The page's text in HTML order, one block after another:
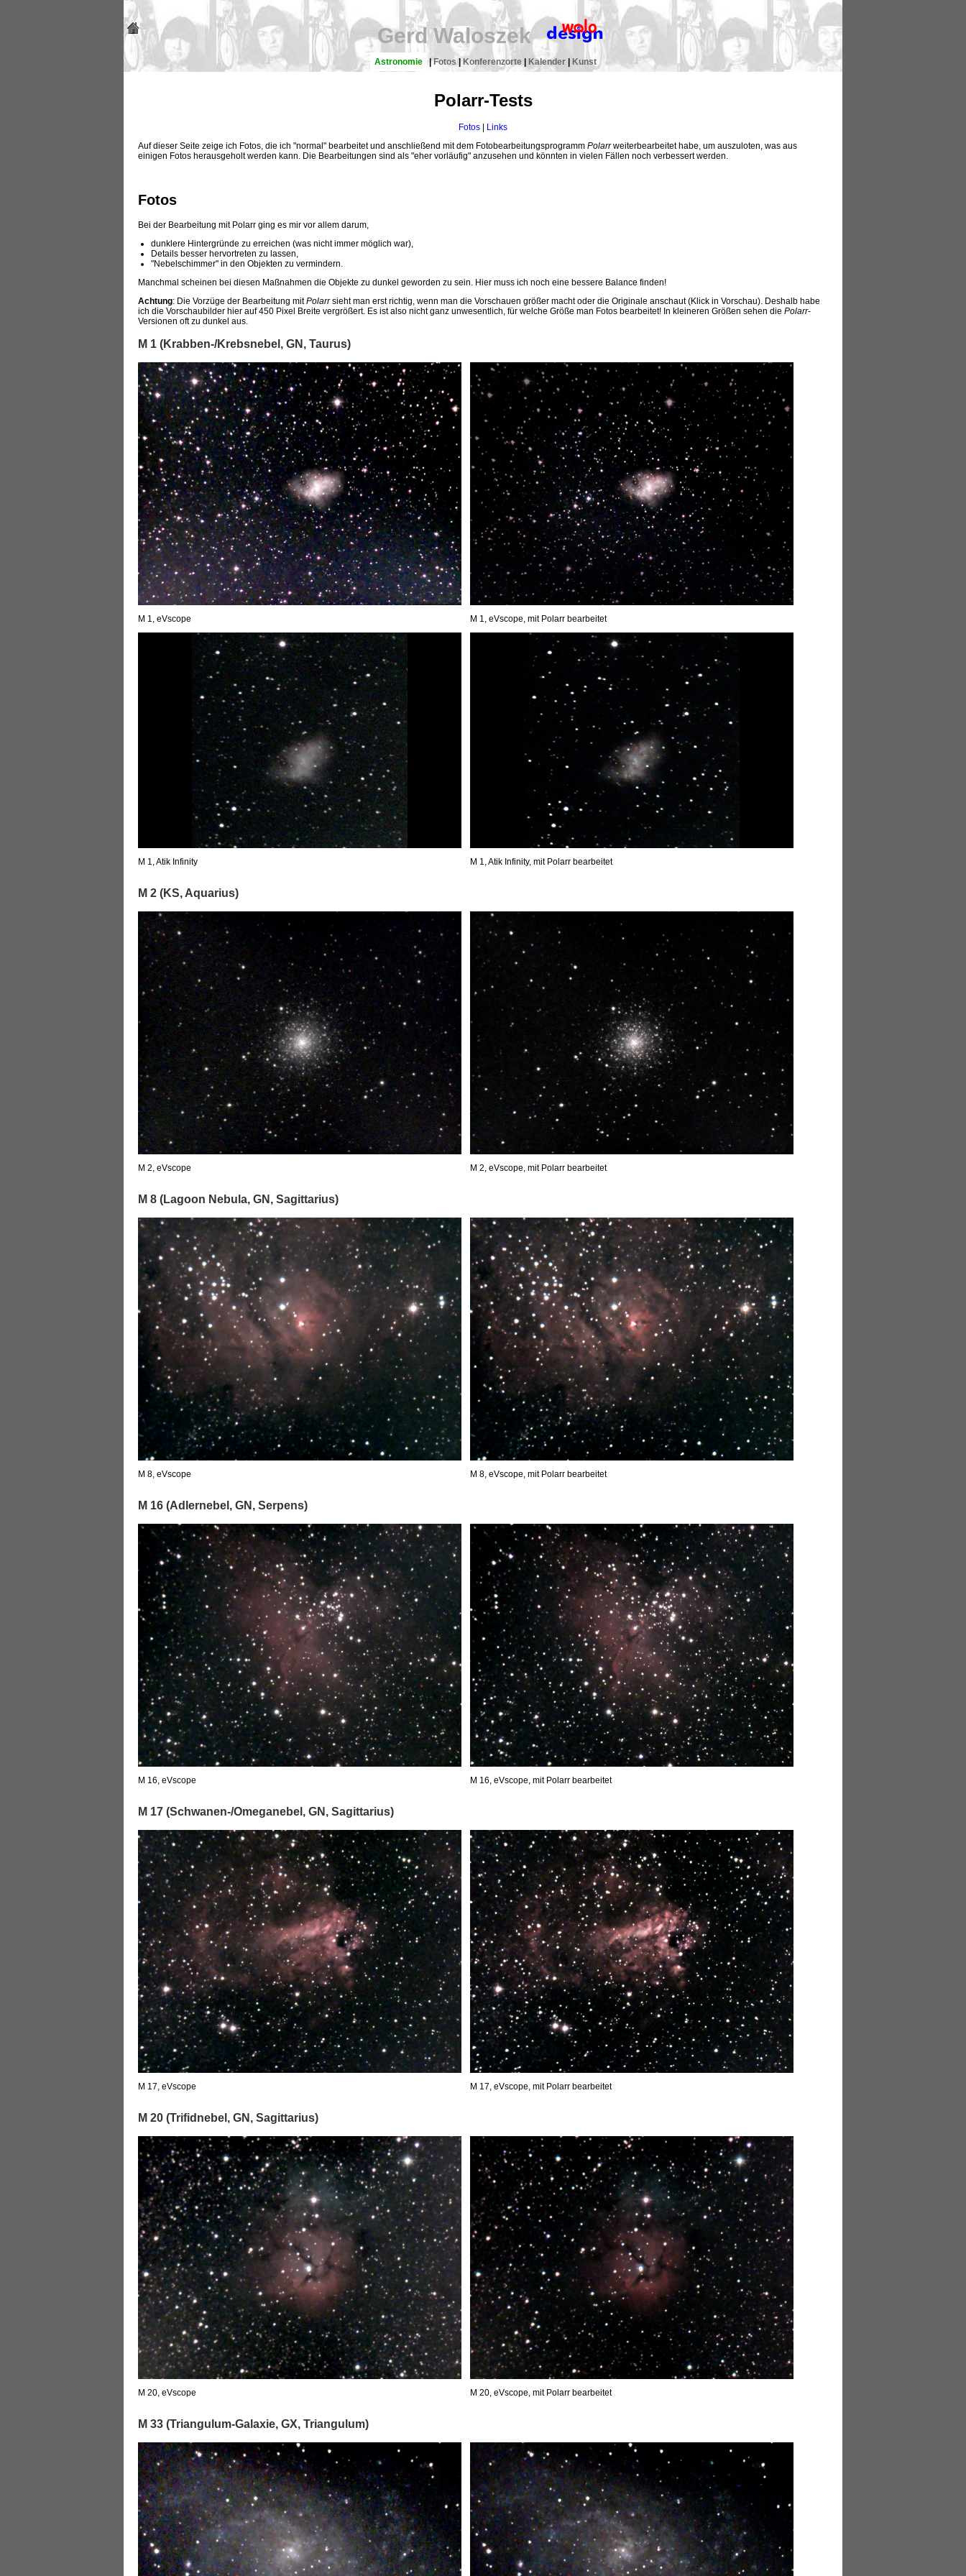
Gerd Waloszek
Astronomie |Fotos| Konferenzorte| Kalender| Kunst
Polarr-Tests
Fotos
Links
Auf dieser Seite zeige ich Fotos, die ich "normal" bearbeitet und anschließend mit dem Fotobearbeitungsprogramm Polarrweiterbearbeitet habe, um auszuloten, was aus
einigen Fotos herausgeholt werden kann. Die Bearbeitungen sind als "eher vorläufig" anzusehen und könnten in vielen Fällen noch verbessert werden.
Fotos
Bei der Bearbeitung mit Polarr ging es mir vor allem darum,
dunklere Hintergründe zu erreichen (was nicht immer möglich war),
Details besser hervortreten zu lassen,
"Nebelschimmer" in den Objekten zu vermindern.
Manchmal scheinen bei diesen Maßnahmen die Objekte zu dunkel geworden zu sein. Hier muss ich noch eine bessere Balance finden!
Achtung: Die Vorzüge der Bearbeitung mitPolarrsieht man erst richtig, wenn man die Vorschauen größer macht oder die Originale anschaut (Klick in Vorschau). Deshalb habe
ich die Vorschaubilder hier auf 450 Pixel Breite vergrößert. Es ist also nicht ganz unwesentlich, für welche Größe man Fotos bearbeitet! In kleineren Größen sehen die Polarr-
Versionen oft zu dunkel aus.
M 1 (Krabben-/Krebsnebel, GN, Taurus)
M 1, eVscope M 1, eVscope, mit Polarr bearbeitet
M 1, Atik Infinity M 1, Atik Infinity, mit Polarr bearbeitet
M 2 (KS, Aquarius)
M 2, eVscope M 2, eVscope, mit Polarr bearbeitet
M 8 (Lagoon Nebula, GN, Sagittarius)
M 8, eVscope M 8, eVscope, mit Polarr bearbeitet
M 16 (Adlernebel, GN, Serpens)
M 16, eVscope M 16, eVscope, mit Polarr bearbeitet
M 17 (Schwanen-/Omeganebel, GN, Sagittarius)
M 17, eVscope M 17, eVscope, mit Polarr bearbeitet
M 20 (Trifidnebel, GN, Sagittarius)
M 20, eVscope M 20, eVscope, mit Polarr bearbeitet
M 33 (Triangulum-Galaxie, GX, Triangulum)